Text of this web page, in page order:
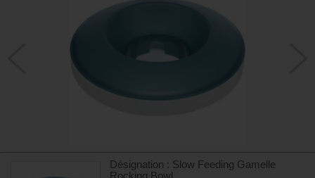
Désignation : Slow Feeding Gamelle
Rocking Bowl